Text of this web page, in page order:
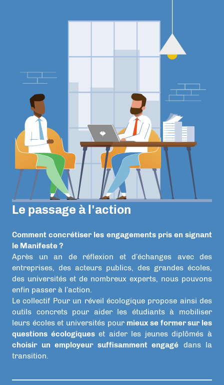
Le passage à l'action
Comment concrétiser les engagements pris en signant
le Manifeste ?
Après un an de réflexion et d’échanges avec des
entreprises, des acteurs publics, des grandes écoles,
des universités et de nombreux experts, nous pouvons
enfin passer à l’action.
Le collectif Pour un réveil écologique propose ainsi des
outils concrets pour aider les étudiants à mobiliser
leurs écoles et universités pour mieux se former sur les
questions écologiqueset aider les jeunes diplômés à
choisir un employeur suffisamment engagé dans la
transition.